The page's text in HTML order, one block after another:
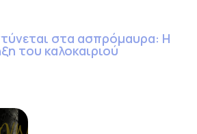
στα ασπρόμαυρα: Η
του καλοκαιριού